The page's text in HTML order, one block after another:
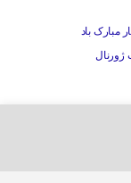
مبارک باد
ژورنال